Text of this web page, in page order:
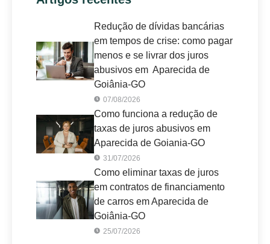
Redução de dívidas bancárias
em tempos de crise: como pagar
menos e se livrar dos juros
abusivos em Aparecida de
Goiânia-GO
07/08/2026
Como funciona a redução de
taxas de juros abusivos em
Aparecida de Goiania-GO
31/07/2026
Como eliminar taxas de juros
em contratos de financiamento
de carros em Aparecida de
Goiânia-GO
25/07/2026